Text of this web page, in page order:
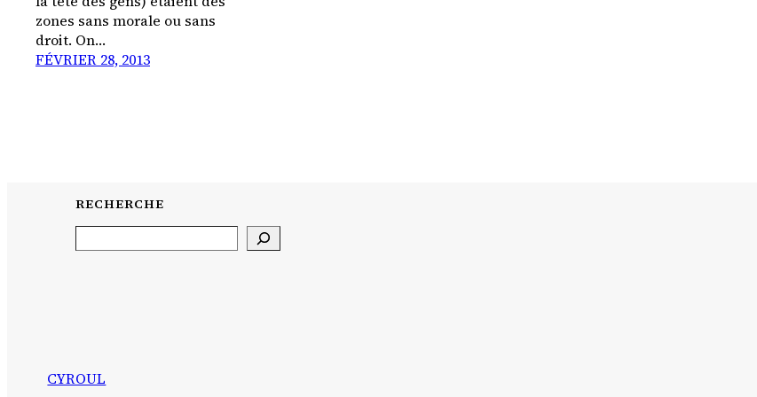
zones sans morale ou sans
droit. On…
FÉVRIER 28, 2013
RECHERCHE
CYROUL